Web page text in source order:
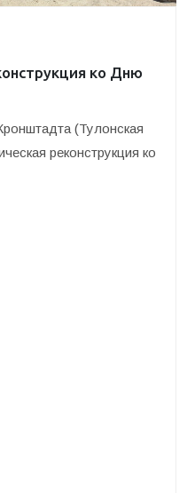
ко Дню
(Тулонская
реконструкция ко